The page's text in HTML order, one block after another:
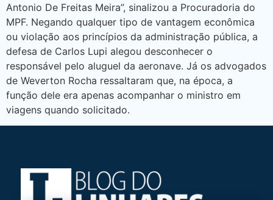
Antonio De Freitas Meira”, sinalizou a Procuradoria do
MPF. Negando qualquer tipo de vantagem econômica
ou violação aos princípios da administração pública, a
defesa de Carlos Lupi alegou desconhecer o
responsável pelo aluguel da aeronave. Já os advogados
de Weverton Rocha ressaltaram que, na época, a
função dele era apenas acompanhar o ministro em
viagens quando solicitado.